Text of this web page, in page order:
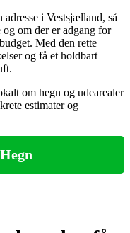
i Vestsjælland, så
om der er adgang for
Med den rette
og få et holdbart
om hegn og udearealer
estimater og